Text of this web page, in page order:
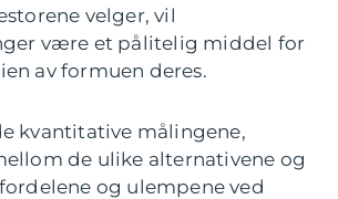
velger, vil
være et pålitelig middel for
av formuen deres.
kvantitative målingene,
de ulike alternativene og
og ulempene ved